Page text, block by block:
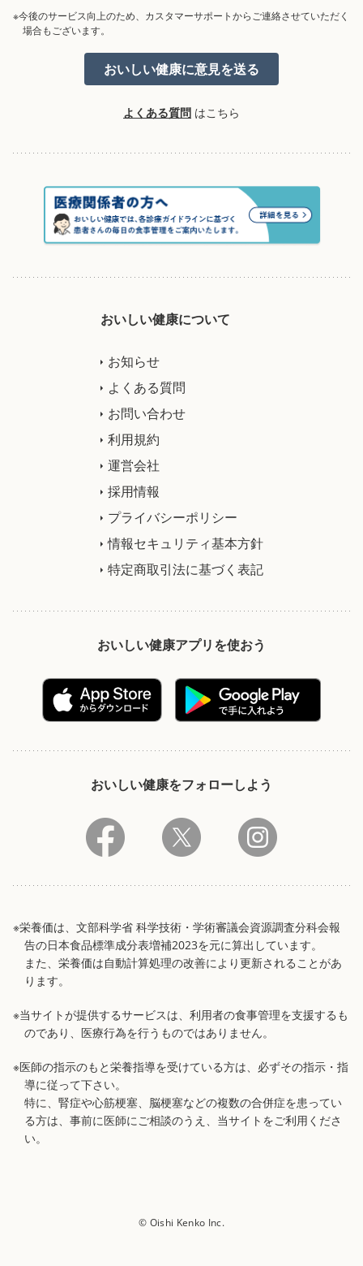
※今後のサービス向上のため、カスタマーサポートからご連絡させていただく
場合もございます。
よくある質問 はこちら
おいしい健康について
お知らせ
よくある質問
お問い合わせ
利用規約
運営会社
採用情報
プライバシーポリシー
情報セキュリティ基本方針
特定商取引法に基づく表記
おいしい健康アプリを使おう
おいしい健康をフォローしよう
※栄養価は、文部科学省 科学技術・学術審議会資源調査分科会報
告の日本食品標準成分表増補2023を元に算出しています。
また、栄養価は自動計算処理の改善により更新されることがあ
ります。
※当サイトが提供するサービスは、利用者の食事管理を支援するも
のであり、医療行為を行うものではありません。
※医師の指示のもと栄養指導を受けている方は、必ずその指示・指
導に従って下さい。
特に、腎症や心筋梗塞、脳梗塞などの複数の合併症を患ってい
る方は、事前に医師にご相談のうえ、当サイトをご利用くださ
い。
© Oishi Kenko Inc.